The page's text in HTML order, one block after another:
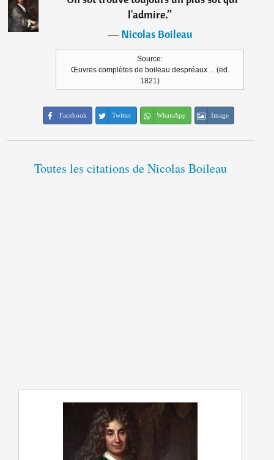
l'admire.”
―Nicolas Boileau
Source:
Œuvres complètes de boileau despréaux ... (ed.
1821)
Facebook Twitter WhatsApp Image
Toutes les citations de Nicolas Boileau